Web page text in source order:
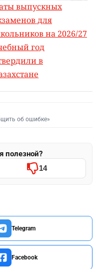
выпускных
для
на 2026/27
год
в
об ошибке»
полезной?
14
Telegram
Facebook